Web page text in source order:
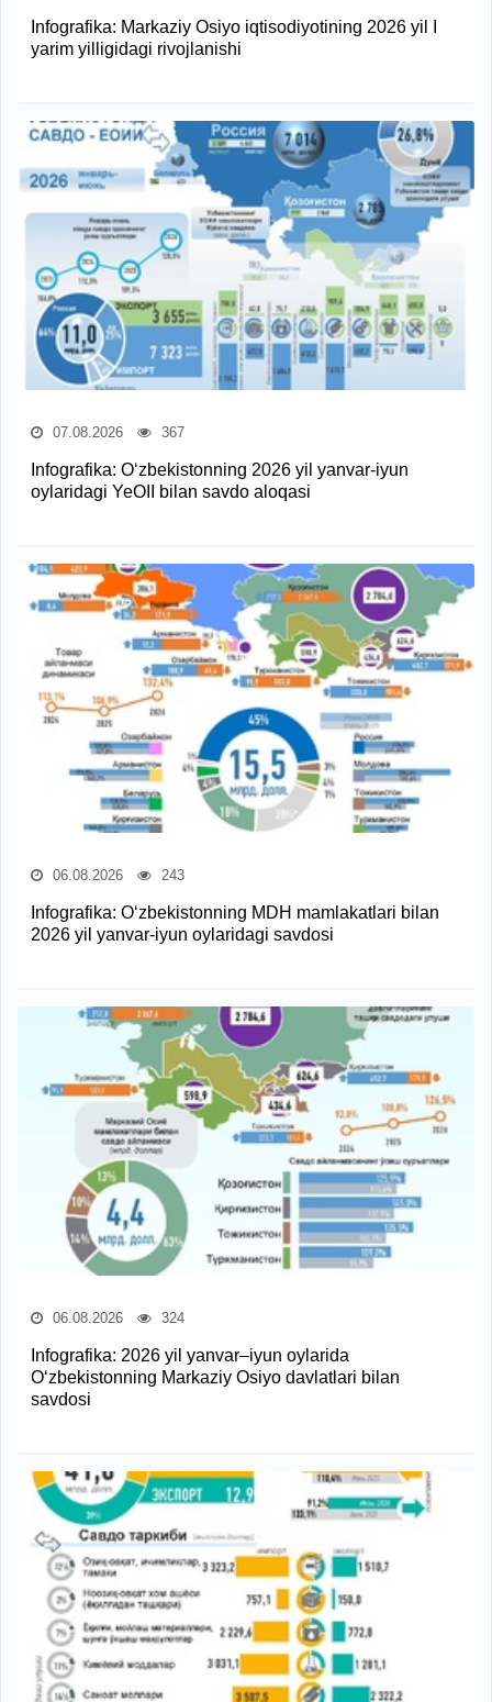
Infografika: Markaziy Osiyo iqtisodiyotining 2026 yil I
yarim yilligidagi rivojlanishi
07.08.2026 367
Infografika: O‘zbekistonning 2026 yil yanvar-iyun
oylaridagi YeOII bilan savdo aloqasi
06.08.2026 243
Infografika: O‘zbekistonning MDH mamlakatlari bilan
2026 yil yanvar-iyun oylaridagi savdosi
06.08.2026 324
Infografika: 2026 yil yanvar–iyun oylarida
O‘zbekistonning Markaziy Osiyo davlatlari bilan
savdosi